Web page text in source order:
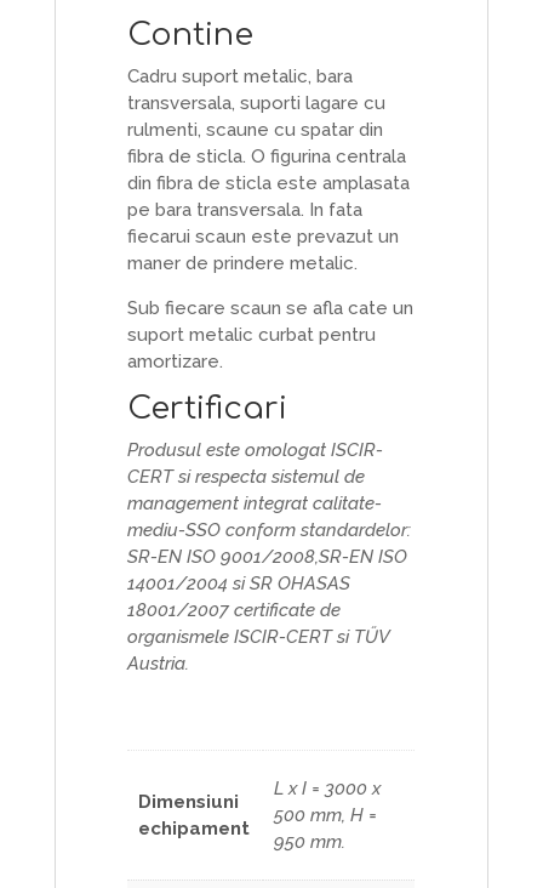
Contine
Cadru suport metalic, bara
transversala, suporti lagare cu
rulmenti, scaune cu spatar din
fibra de sticla. O figurina centrala
din fibra de sticla este amplasata
pe bara transversala. In fata
fiecarui scaun este prevazut un
maner de prindere metalic.
Sub fiecare scaun se afla cate un
suport metalic curbat pentru
amortizare.
Certificari
Produsul este omologat ISCIR-
CERT si respecta sistemul de
management integrat calitate-
mediu-SSO conform standardelor:
SR-EN ISO 9001/2008,SR-EN ISO
14001/2004 si SR OHASAS
18001/2007 certificate de
organismele ISCIR-CERT si TŰV
Austria.
Dimensiuni
echipament
L x I = 3000 x
500 mm, H =
950 mm.